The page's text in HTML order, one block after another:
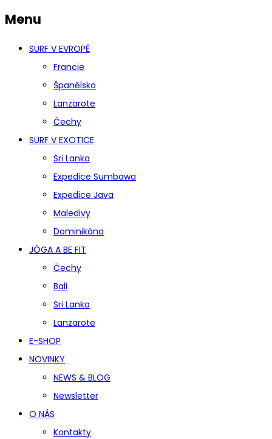
Menu
SURF V EVROPĚ
Francie
Španělsko
Lanzarote
Čechy
SURF V EXOTICE
Sri Lanka
Expedice Sumbawa
Expedice Java
Maledivy
Dominikána
JÓGA A BE FIT
Čechy
Bali
Sri Lanka
Lanzarote
E-SHOP
NOVINKY
NEWS & BLOG
Newsletter
O NÁS
Kontakty